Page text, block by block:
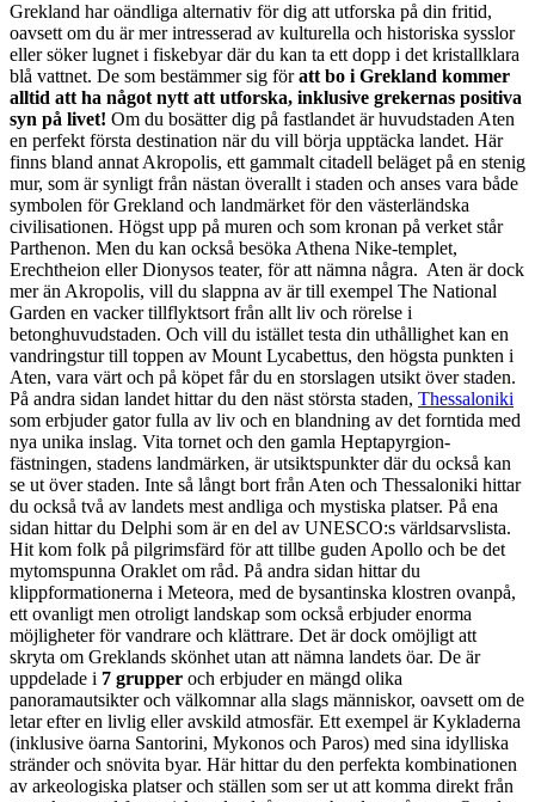
Grekland har oändliga alternativ för dig att utforska på din fritid,
oavsett om du är mer intresserad av kulturella och historiska sysslor
eller söker lugnet i fiskebyar där du kan ta ett dopp i det kristallklara
blå vattnet. De som bestämmer sig föratt bo i Grekland kommer
alltid att ha något nytt att utforska, inklusive grekernas positiva
syn på livet! Om du bosätter dig på fastlandet är huvudstaden Aten
en perfekt första destination när du vill börja upptäcka landet. Här
finns bland annat Akropolis, ett gammalt citadell beläget på en stenig
mur, som är synligt från nästan överallt i staden och anses vara både
symbolen för Grekland och landmärket för den västerländska
civilisationen. Högst upp på muren och som kronan på verket står
Parthenon. Men du kan också besöka Athena Nike-templet,
Erechtheion eller Dionysos teater, för att nämna några. Aten är dock
mer än Akropolis, vill du slappna av är till exempel The National
Garden en vacker tillflyktsort från allt liv och rörelse i
betonghuvudstaden. Och vill du istället testa din uthållighet kan en
vandringstur till toppen av Mount Lycabettus, den högsta punkten i
Aten, vara värt och på köpet får du en storslagen utsikt över staden.
På andra sidan landet hittar du den näst största staden, Thessaloniki
som erbjuder gator fulla av liv och en blandning av det forntida med
nya unika inslag. Vita tornet och den gamla Heptapyrgion-
fästningen, stadens landmärken, är utsiktspunkter där du också kan
se ut över staden. Inte så långt bort från Aten och Thessaloniki hittar
du också två av landets mest andliga och mystiska platser. På ena
sidan hittar du Delphi som är en del av UNESCO:s världsarvslista.
Hit kom folk på pilgrimsfärd för att tillbe guden Apollo och be det
mytomspunna Oraklet om råd. På andra sidan hittar du
klippformationerna i Meteora, med de bysantinska klostren ovanpå,
ett ovanligt men otroligt landskap som också erbjuder enorma
möjligheter för vandrare och klättrare. Det är dock omöjligt att
skryta om Greklands skönhet utan att nämna landets öar. De är
uppdelade i 7 grupper och erbjuder en mängd olika
panoramautsikter och välkomnar alla slags människor, oavsett om de
letar efter en livlig eller avskild atmosfär. Ett exempel är Kykladerna
(inklusive öarna Santorini, Mykonos och Paros) med sina idylliska
stränder och snövita byar. Här hittar du den perfekta kombinationen
av arkeologiska platser och ställen som ser ut att komma direkt från